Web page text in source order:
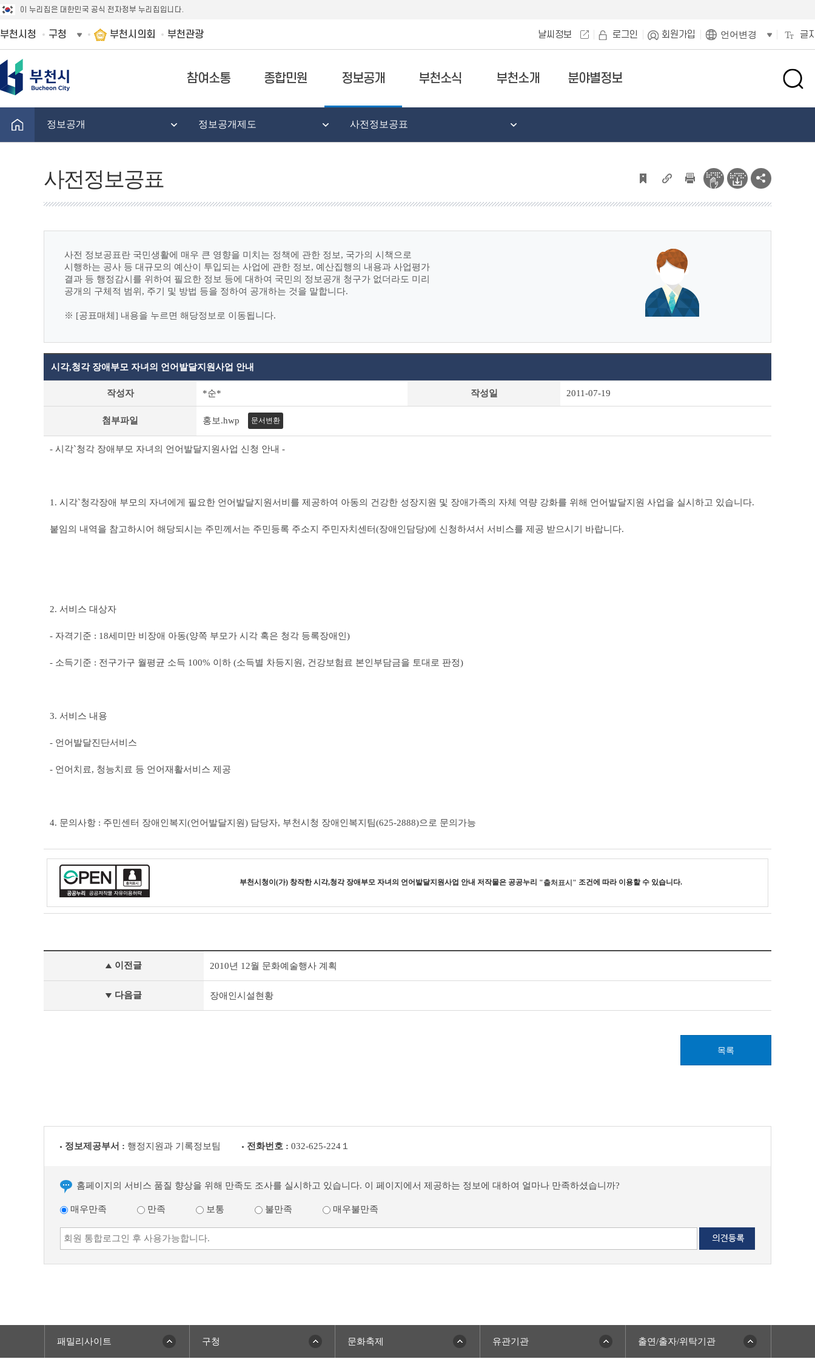
이 누리집은 대한민국 공식 전자정부 누리집입니다.
부천시청 구청 부천시의회 부천관광 날씨정보 로그인 회원가입 언어변경 글
참여소통 종합민원 정보공개 부천소식 부천소개 분야별정보
검
창
정보공개 정보공개제도 사전정보공표
사전정보공표
사전 정보공표란 국민생활에 매우 큰 영향을 미치는 정책에 관한 정보, 국가의 시책으로
시행하는 공사 등 대규모의 예산이 투입되는 사업에 관한 정보, 예산집행의 내용과 사업평가
결과 등 행정감시를 위하여 필요한 정보 등에 대하여 국민의 정보공개 청구가 없더라도 미리
공개의 구체적 범위, 주기 및 방법 등을 정하여 공개하는 것을 말합니다.
※ [공표매체] 내용을 누르면 해당정보로 이동됩니다.
테
블
시각,청각 장애부모 자녀의 언어발달지원사업 안내
작성자 *순* 작성일 2011-07-19
첨부파일 홍보.hwp 문서변환
- 시각`청각 장애부모 자녀의 언어발달지원사업 신청 안내 -
1. 시각`청각장애 부모의 자녀에게 필요한 언어발달지원서비를 제공하여 아동의 건강한 성장지원 및 장애가족의 자체 역량 강화를 위해 언어발달지원 사업을 실시하고 있습니다.
붙임의 내역을 참고하시어 해당되시는 주민께서는 주민등록 주소지 주민자치센터(장애인담당)에 신청하셔서 서비스를 제공 받으시기 바랍니다.
2. 서비스 대상자
- 자격기준 : 18세미만 비장애 아동(양쪽 부모가 시각 혹은 청각 등록장애인)
- 소득기준 : 전구가구 월평균 소득 100% 이하 (소득별 차등지원, 건강보험료 본인부담금을 토대로 판정)
3. 서비스 내용
- 언어발달진단서비스
- 언어치료, 청능치료 등 언어재활서비스 제공
4. 문의사항 : 주민센터 장애인복지(언어발달지원) 담당자, 부천시청 장애인복지팀(625-2888)으로 문의가능
부천시청이(가) 창작한시각,청각 장애부모 자녀의 언어발달지원사업 안내 저작물은 공공누리 "출처표시" 조건에 따라 이용할 수 있습니다.
정
표
이전글 2010년 12월 문화예술행사 계획
다음글 장애인시설현황
목록
정보제공부서 : 행정지원과 기록정보팀 전화번호 : 032-625-224１
홈페이지의 서비스 품질 향상을 위해 만족도 조사를 실시하고 있습니다. 이 페이지에서 제공하는 정보에 대하여 얼마나 만족하셨습니까?
매우만족 만족 보통 불만족 매우불만족
패밀리사이트 구청 문화축제 유관기관 출연/출자/위탁기관